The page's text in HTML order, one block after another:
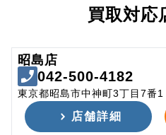
買取対応
昭島店
042-500-4182
東京都昭島市中神町3丁目7番1
店舗詳細